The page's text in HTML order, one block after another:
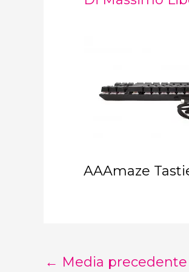
AAAmaze
← Media precedente